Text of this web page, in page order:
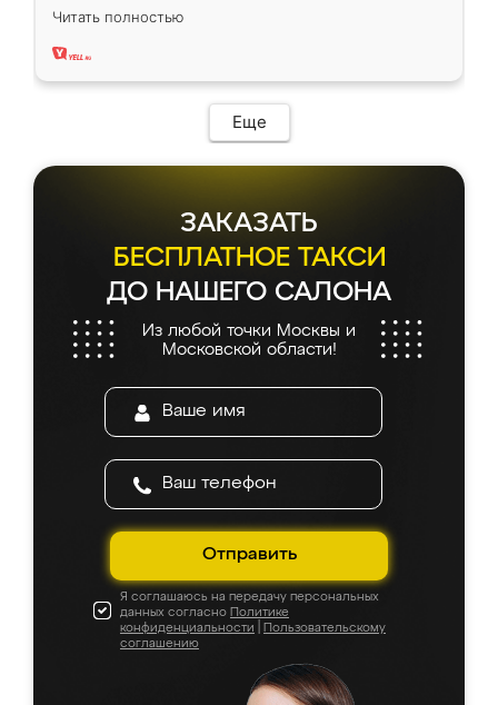
вполне довольна. Служит кухня уже почти
два года, нареканий нет.
Читать полностью
Еще
ЗАКАЗАТЬ
БЕСПЛАТНОЕ ТАКСИ
ДО НАШЕГО САЛОНА
Из любой точки Москвы и
Московской области!
Отправить
Я соглашаюсь на передачу персональных
данных согласно Политике
конфиденциальности
Пользовательскому
соглашению